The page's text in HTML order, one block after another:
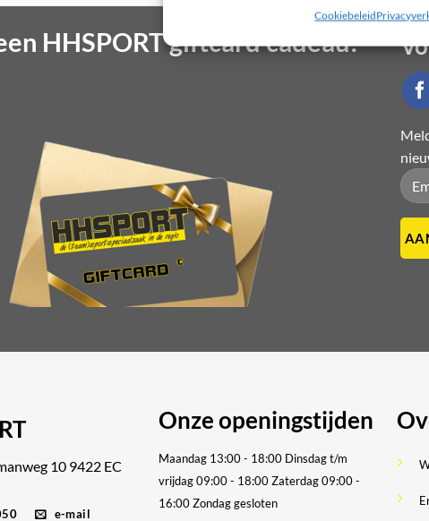
Cookiebeleid
HHSPORT giftcard cadeau!
10 9422 EC
e-mail
Onze openingstijden
Maandag 13:00 - 18:00 Dinsdag t/m
vrijdag 09:00 - 18:00Zaterdag 09:00 -
16:00Zondag gesloten